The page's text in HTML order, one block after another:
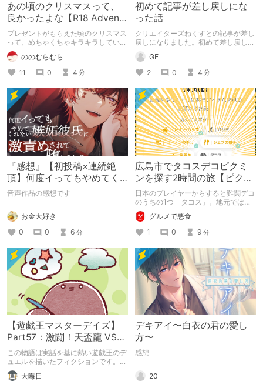
あの頃のクリスマスって、
良かったよな【R18 Advent
Calendar 2024】
プレゼントがもらえた頃のクリスマス
って、めちゃくちゃキラキラしていま
したよね。あの頃のワクワク感を返し
て欲しい。DLチャンネルR18 Advent
Calendar 2024の12/25分の記事で
す。
ののむらむら
11
0 4 分
初めて記事が差し戻しにな
った話
クリエイターズねくすとの記事が差し
戻しになりました。初めて差し戻しに
なったので記念に記事を書きます。
GF
2
0 4 分
『感想』【初投稿×連続絶
頂】何度イってもやめてく
れない嫉妬彼氏に激責めさ
音声作品の感想です
お金大好き
0
0 6 分
広島市でタコスデコピクミ
ンを探す2時間の旅【ピクミ
ンブルーム / Pikmin
Bloom】
日本のプレイヤーからすると難関デコ
のうちの1つ「タコス」。地元では見
つけられなかった男が広島で探す旅を
お送りします。ねくすと5月のテーマ
「お出かけの記録」。
グルメで悪食
1
0 9 分
【遊戯王マスターデイズ】
Part57：激闘！天盃龍 VS
千年D【架空デュエル】
この物語は実話を基に熱い遊戯王のデ
ュエルを描いたフィクションです。
（自分用メモ：2025-05-14）
大晦日
デキアイ〜白衣の君の愛し
方〜
感想
20